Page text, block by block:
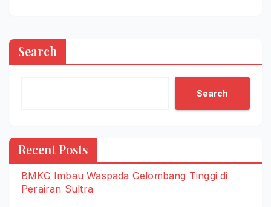
Search
Search
Recent Posts
BMKG Imbau Waspada Gelombang Tinggi di
Perairan Sultra